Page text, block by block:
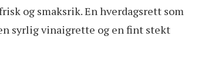
og smaksrik. En hverdagsrett som
syrlig vinaigrette og en fint stekt